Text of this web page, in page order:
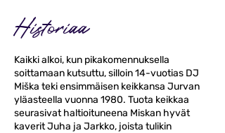
Historiaa
Kaikki alkoi, kun pikakomennuksella
soittamaan kutsuttu, silloin 14-vuotias DJ
Miška teki ensimmäisen keikkansa Jurvan
yläasteella vuonna 1980. Tuota keikkaa
seurasivat haltioituneena Miskan hyvät
kaverit Juha ja Jarkko, joista tulikin